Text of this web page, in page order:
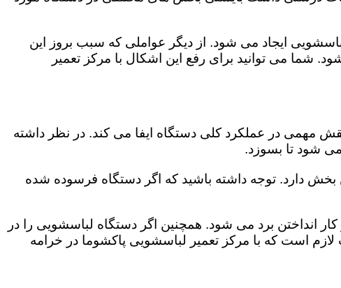
ایجاد می شود. از دیگر عواملی که سبب بروز این
می توانید برای رفع این اشکال با مرکز تعمیر
مهمی در عملکرد کلی دستگاه ایفا می کند. در نظر داشته
شود تا بسوزد.
بخش دارد. توجه داشته باشید که اگر دستگاه فرسوده شده
برد می شود. همچنین اگر دستگاه لباسشویی را در
است که با مرکز تعمیر لباسشویی پاکشوما در خرامه